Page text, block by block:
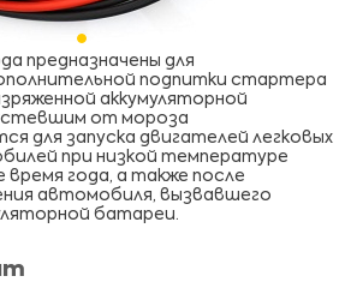
предназначены для
подпитки стартера
аккумуляторной
от мороза
для запуска двигателей легковых
при низкой температуре
время года, а также после
автомобиля, вызвавшего
батареи.